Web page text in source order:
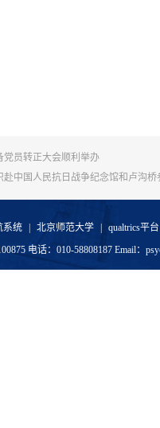
党员转正大会顺利举办
赴中国人民抗日战争纪念馆和卢沟桥
系统 北京师范大学
qualtrics平台
电话：010-58808187 Email：